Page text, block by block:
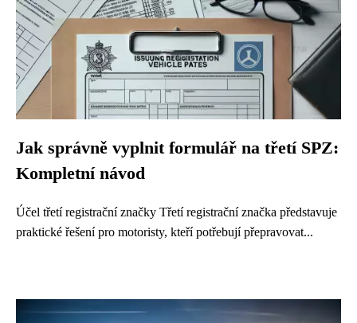
Jak správně vyplnit formulář na třetí SPZ:
Kompletní návod
Účel třetí registrační značky Třetí registrační značka představuje
praktické řešení pro motoristy, kteří potřebují přepravovat...